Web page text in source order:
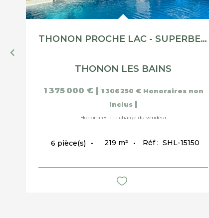
THONON PROCHE LAC - SUPERBE PROPRIÉTÉ AVEC PISCINE
THONON LES BAINS
1 375 000 € | 1 306 250 € Honoraires non
inclus |
Honoraires à la charge du vendeur
6 pièce(s) 219 m² Réf : SHL-15150